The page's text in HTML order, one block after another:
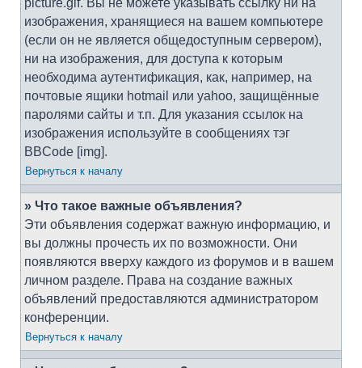
picture.gif. Вы не можете указывать ссылку ни на
изображения, хранящиеся на вашем компьютере
(если он не является общедоступным сервером),
ни на изображения, для доступа к которым
необходима аутентификация, как, например, на
почтовые ящики hotmail или yahoo, защищённые
паролями сайты и т.п. Для указания ссылок на
изображения используйте в сообщениях тэг
BBCode [img].
Вернуться к началу
» Что такое важные объявления?
Эти объявления содержат важную информацию, и
вы должны прочесть их по возможности. Они
появляются вверху каждого из форумов и в вашем
личном разделе. Права на создание важных
объявлений предоставляются администратором
конференции.
Вернуться к началу